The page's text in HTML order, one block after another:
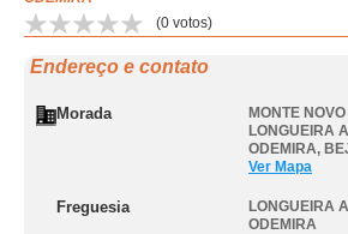
(0 votos)
Endereço e contato
Morada MONTE
LONGUEIRA
ODEMIRA,
Ver Mapa
Freguesia
LONGUEIRA
ODEMIRA